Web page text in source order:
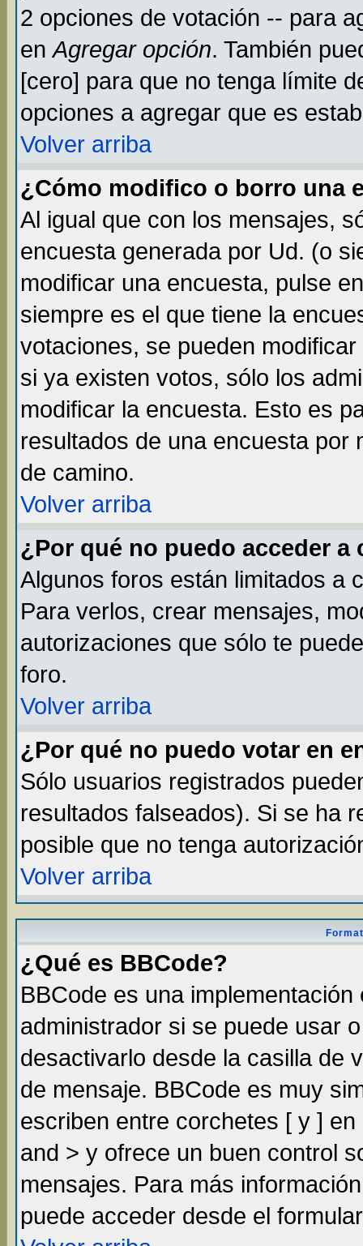
2 opciones de votación -- para
enAgregar opción. También
[cero] para que no tenga límite
opciones a agregar que es
Volver arriba
¿Cómo modifico o borro una
Al igual que con los mensajes,
encuesta generada por Ud. (o
modificar una encuesta, pulse
siempre es el que tiene la
votaciones, se pueden
si ya existen votos, sólo los
modificar la encuesta. Esto es
resultados de una encuesta por
de camino.
Volver arriba
¿Por qué no puedo acceder a
Algunos foros están limitados a
Para verlos, crear mensajes,
autorizaciones que sólo te
foro.
Volver arriba
¿Por qué no puedo votar en
Sólo usuarios registrados
resultados falseados). Si se ha
posible que no tenga
Volver arriba
¿Qué es BBCode?
BBCode es una
administrador si se puede usar
desactivarlo desde la casilla de
de mensaje. BBCode es muy
escriben entre corchetes [ y ]
and > y ofrece un buen control
mensajes. Para más
puede acceder desde el